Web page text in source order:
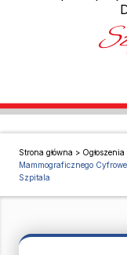
Strona główna > Ogłoszenia
Mammograficznego
Szpitala